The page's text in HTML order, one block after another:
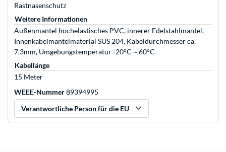
Rastnasenschutz
Weitere Informationen
Außenmantel hochelastisches PVC, innerer Edelstahlmantel,
Innenkabelmantelmaterial SUS 204, Kabeldurchmesser ca.
7,3mm, Umgebungstemperatur -20°C ~ 60°C
Kabellänge
15 Meter
WEEE-Nummer89394995
Verantwortliche Person für die EU